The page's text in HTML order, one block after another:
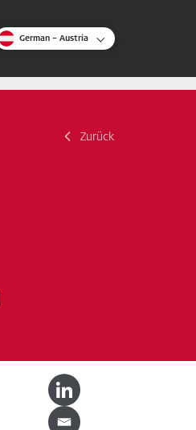
German – Austria
SucheZurück